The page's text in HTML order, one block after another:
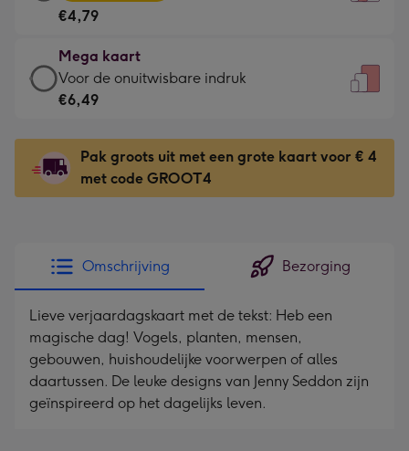
Voor
kleine
gelukwens
-
120
x
160
mm
-
€4,79
-
Meest
gekozen
Dimensions:
167
x
€4,79
Mega kaart
Mega
kaart
€6,49
-
Voor
-
Dimensions:
241
x
333
mm
Voor de onuitwisbare indruk
€6,49
Pak groots uit met een grote kaart voor € 4
met code GROOT4
Omschrijving Bezorging
Lieve verjaardagskaart met de tekst: Heb een
magische dag! Vogels, planten, mensen,
gebouwen, huishoudelijke voorwerpen of alles
daartussen. De leuke designs van Jenny Seddon zijn
geïnspireerd op het dagelijks leven.